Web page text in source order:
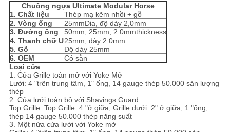
Chuồng ngựa Ultimate Modular Horse
1. Chất liệu
Thép mạ kẽm nhồi + gỗ
2. Vòng ống
25mmDia, độ dày 2,0mm
3. Đường ống
50mm, 25mm, 2.0mmthickness
4. Thanh chữ U25mm, dày 2.0mm
5. Gỗ
Độ dày 25mm
6. OEM
Có sẵn
Loại cửa
1. Cửa Grille toàn mở với Yoke Mở
Lưới: 4 "trên trung tâm, 1" ống, 14 gauge thép 50.000 sản lượng
thép
2. Cửa lưới toàn bộ với Shavings Guard
Top Grille: Top Grille: 4 "ở giữa, Grille dưới: 2" ở giữa, 1 "ống,
thép 14 gauge 50.000 thép năng suất
3. Một nửa cửa lưới với Yoke mở